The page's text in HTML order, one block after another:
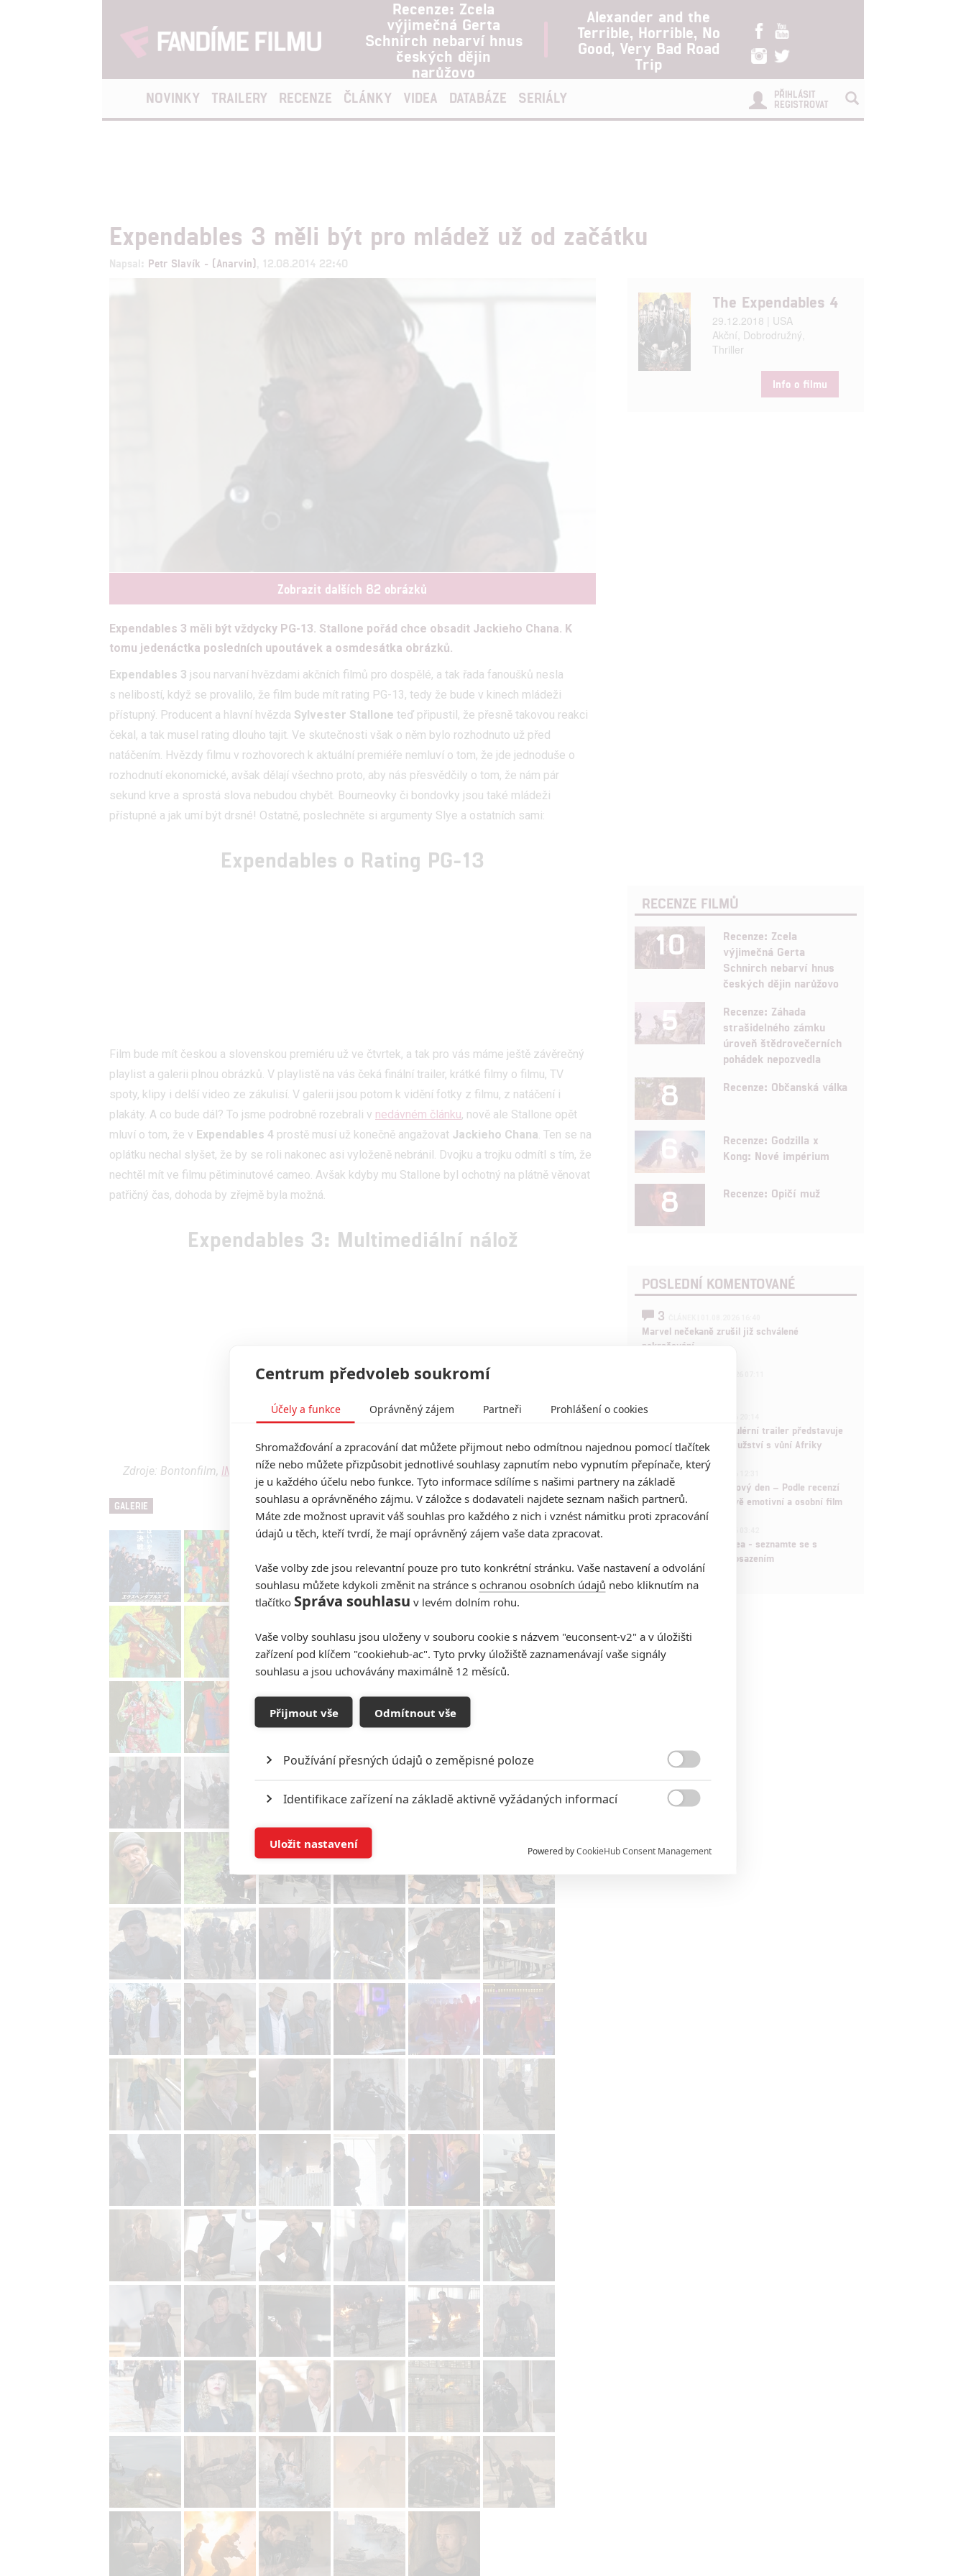
Recenze: Zcela
výjimečná Gerta
Schnirch nebarví hnus
českých dějin
narůžovo
Alexander and the
Terrible, Horrible, No
Good, Very Bad Road
Trip
NOVINKY TRAILERY RECENZE ČLÁNKY VIDEA DATABÁZE SERIÁLY
PŘIHLÁSIT
REGISTROVAT
Expendables 3 měli být pro mládež už od začátku
Napsal: Petr Slavík - (Anarvin) , 12.08.2014 22:40
Zobrazit dalších 82 obrázků
Expendables 3 měli být vždycky PG-13. Stallone pořád chce obsadit Jackieho Chana. K
tomu jedenáctka posledních upoutávek a osmdesátka obrázků.
Expendables 3 jsou narvaní hvězdami akčních filmů pro dospělé, a tak řada fanoušků nesla
s nelibostí, když se provalilo, že film bude mít rating PG-13, tedy že bude v kinech mládeži
přístupný. Producent a hlavní hvězda Sylvester Stallone teď připustil, že přesně takovou reakci
čekal, a tak musel rating dlouho tajit. Ve skutečnosti však o něm bylo rozhodnuto už před
natáčením. Hvězdy filmu v rozhovorech k aktuální premiéře nemluví o tom, že jde jednoduše o
rozhodnutí ekonomické, avšak dělají všechno proto, aby nás přesvědčily o tom, že nám pár
sekund krve a sprostá slova nebudou chybět. Bourneovky či bondovky jsou také mládeži
přístupné a jak umí být drsné! Ostatně, poslechněte si argumenty Slye a ostatních sami:
Expendables o Rating PG-13
Film bude mít českou a slovenskou premiéru už ve čtvrtek, a tak pro vás máme ještě závěrečný
playlist a galerii plnou obrázků. V playlistě na vás čeká finální trailer, krátké filmy o filmu, TV
spoty, klipy i delší video ze zákulisí. V galerii jsou potom k vidění fotky z filmu, z natáčení i
plakáty. A co bude dál? To jsme podrobně rozebrali v nedávném článku, nově ale Stallone opět
mluví o tom, že v Expendables 4 prostě musí už konečně angažovat Jackieho Chana. Ten se na
oplátku nechal slyšet, že by se roli nakonec asi vyloženě nebránil. Dvojku a trojku odmítl s tím, že
nechtěl mít ve filmu pětiminutové cameo. Avšak kdyby mu Stallone byl ochotný na plátně věnovat
patřičný čas, dohoda by zřejmě byla možná.
Expendables 3: Multimediální nálož
Zdroje: Bontonfilm, IMP Awards,Yahoo,MTV ,Moviefone,Empire,Den of Geek,Nuke The Fridge
GALERIE
The Expendables 4
29.12.2018 | USA
Akční, Dobrodružný,
Thriller
Info o filmu
RECENZE FILMŮ
10
Recenze: Zcela
výjimečná Gerta
Schnirch nebarví hnus
českých dějin narůžovo
5
Recenze: Záhada
strašidelného zámku
úroveň štědrovečerních
pohádek nepozvedla
8 Recenze: Občanská válka
6
Recenze: Godzilla x
Kong: Nové impérium
8 Recenze: Opičí muž
POSLEDNÍ KOMENTOVANÉ
3
Marvel nečekaně zrušil již schválené
pokračování
Děti krve a kostí: Regulérní trailer představuje
akční fantasy dobrodružství s vůní Afriky
1 ČLÁNEK | 30.07.2026 12:31
Spider-Man: Zbrusu nový den – Podle recenzí
máme čekat překvapivě emotivní a osobní film
1
Velké preview: Odyssea - seznamte se s
maximálně nabitým obsazením
Centrum předvoleb soukromí
Účely a funkce Oprávněný zájem Partneři Prohlášení o cookies
Shromažďování a zpracování dat můžete přijmout nebo odmítnou najednou pomocí tlačítek
níže nebo můžete přizpůsobit jednotlivé souhlasy zapnutím nebo vypnutím přepínače, který
je u každého účelu nebo funkce. Tyto informace sdílíme s našimi partnery na základě
souhlasu a oprávněného zájmu. V záložce s dodavateli najdete seznam našich partnerů.
Máte zde možnost upravit váš souhlas pro každého z nich i vznést námitku proti zpracování
údajů u těch, kteří tvrdí, že mají oprávněný zájem vaše data zpracovat.
Vaše volby zde jsou relevantní pouze pro tuto konkrétní stránku. Vaše nastavení a odvolání
souhlasu můžete kdykoli změnit na stránce s ochranou osobních údajů nebo kliknutím na
tlačítko Správa souhlasu v levém dolním rohu.
Vaše volby souhlasu jsou uloženy v souboru cookie s názvem "euconsent-v2" a v úložišti
zařízení pod klíčem "cookiehub-ac". Tyto prvky úložiště zaznamenávají vaše signály
souhlasu a jsou uchovávány maximálně 12 měsíců.
Přijmout vše Odmítnout vše
Používání přesných údajů o zeměpisné poloze
Identifikace zařízení na základě aktivně vyžádaných informací
Ukládání a/nebo přístup k informacím v zařízení

Reklama založená na omezených údajích a měření reklamy
Personalizovaný obsah, měření obsahu, průzkum publika a vývoj
Udělením souhlasu s účely a funkcemi zde uvedenými dáváte nám i našim partnerům
možnost: Zajištění bezpečnosti, předcházení a zjišťování podvodů a odstraňování chyb,
Poskytování a zobrazování reklamy a obsahu
Powered byCookieHub Consent Management
Uložit nastavení